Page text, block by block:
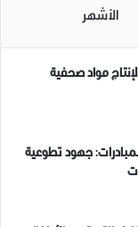
.. لنكن
الأشهر
مواد صحفية
جهود تطوعية